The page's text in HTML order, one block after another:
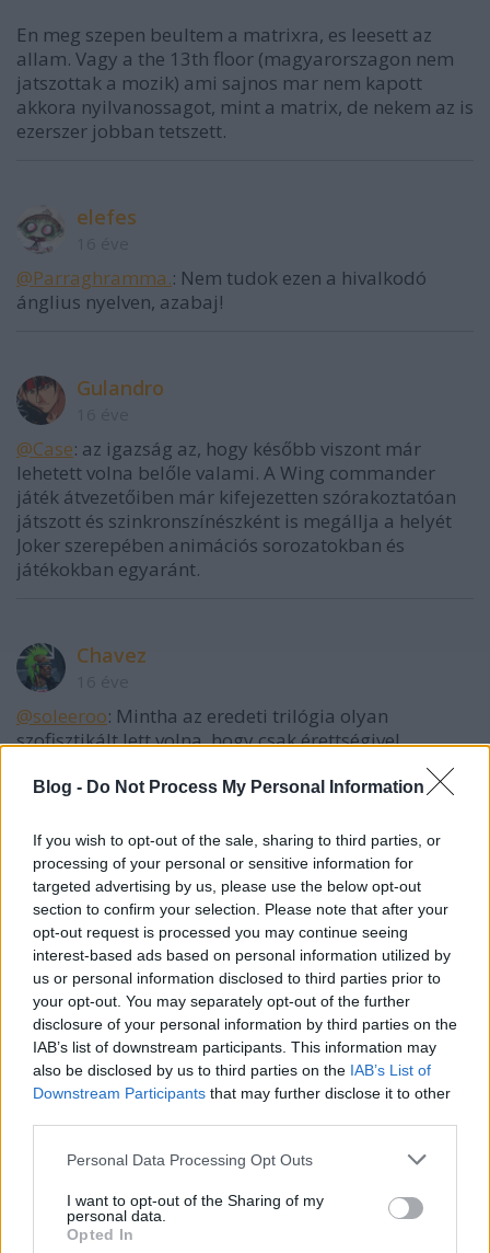
Blog - Do Not Process My Personal Information
If you wish to opt-out of the sale, sharing to third parties, or
processing of your personal or sensitive information for
targeted advertising by us, please use the below opt-out
section to confirm your selection. Please note that after your
opt-out request is processed you may continue seeing
interest-based ads based on personal information utilized by
us or personal information disclosed to third parties prior to
your opt-out. You may separately opt-out of the further
disclosure of your personal information by third parties on the
IAB’s list of downstream participants. This information may
also be disclosed by us to third parties on the IAB’s List of
Downstream Participants that may further disclose it to other
Please note that this website/app uses one or more Google
not limited to your visit or usage behaviour. You may click to
grant or deny consent to Google and its third-party tags to
use your data for below specified purposes in below Google
Personal Data Processing Opt Outs
I want to opt-out of the Sharing of my
personal data.
Opted In
En meg szepen beultem a matrixra, es leesett az
allam. Vagy a the 13th floor (magyarorszagon nem
jatszottak a mozik) ami sajnos mar nem kapott
akkora nyilvanossagot, mint a matrix, de nekem az is
ezerszer jobban tetszett.
elefes
@Parraghramma.: Nem tudok ezen a hivalkodó
ánglius nyelven, azabaj!
Gulandro
@Case: az igazság az, hogy később viszont már
lehetett volna belőle valami. A Wing commander
játék átvezetőiben már kifejezetten szórakoztatóan
játszott és szinkronszínészként is megállja a helyét
Joker szerepében animációs sorozatokban és
játékokban egyaránt.
Chavez
@soleeroo: Mintha az eredeti trilógia olyan
szofisztikált lett volna, hogy csak érettségivel
n0kedli
16 éve
@Kedves Szomszéd: "CSINALJON JOBBAT, HA TUD!
FIKAZNI KONNYU!"
XDDDDDDDDDDDDDDDDDDDDDDDDDDDDDDD
Egyébként meg csak akkor írj fikázó kommentet a
fickó videójára, ha te jobbat állítanál össze.
és az új trilógia főbb karaktereit, nagyon tanulságos.